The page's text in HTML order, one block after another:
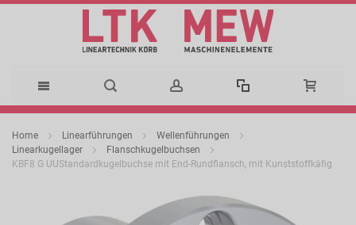
zum
Home Linearführungen
Wellenführungen
Linearkugellager
Flanschkugelbuchsen
KBF8 G UUStandardkugelbuchse mit End-Rundflansch, mit Kunststoffkäfig